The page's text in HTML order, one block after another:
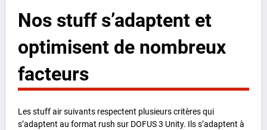
Nos stuff s’adaptent et
optimisent de nombreux
facteurs
Les stuff air suivants respectent plusieurs critères qui
s’adaptent au format rush sur DOFUS 3 Unity. Ils s’adaptent à